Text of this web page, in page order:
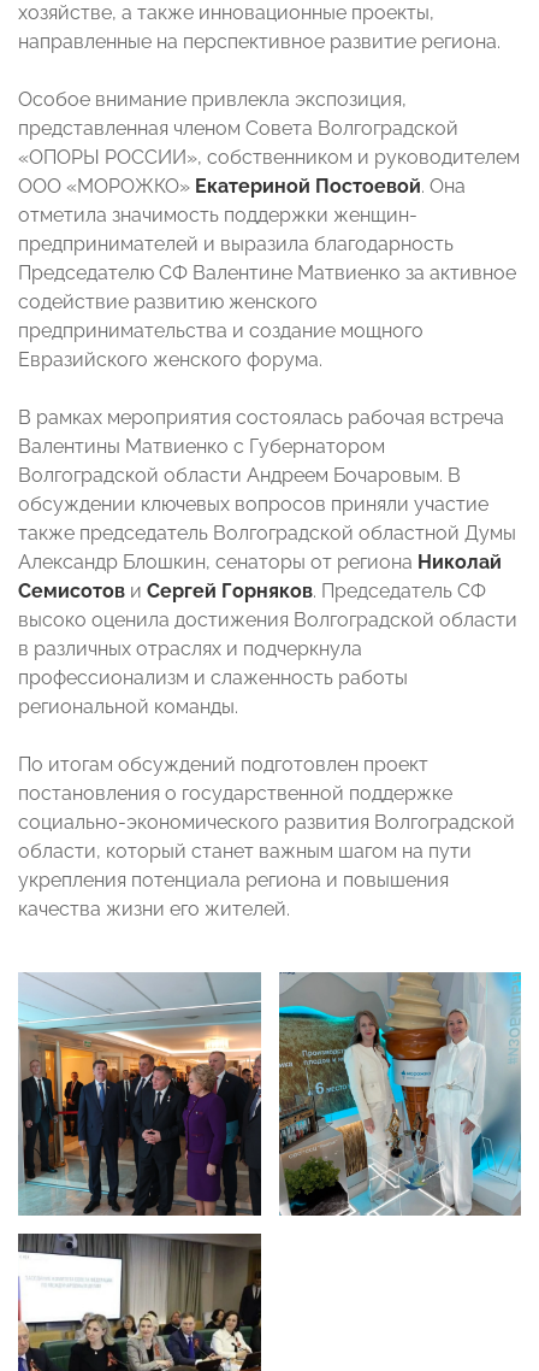
хозяйстве, а также инновационные проекты,
направленные на перспективное развитие региона.
Особое внимание привлекла экспозиция,
представленная членом Совета Волгоградской
«ОПОРЫ РОССИИ», собственником и руководителем
ООО «МОРОЖКО» Екатериной Постоевой. Она
отметила значимость поддержки женщин-
предпринимателей и выразила благодарность
Председателю СФ Валентине Матвиенко за активное
содействие развитию женского
предпринимательства и создание мощного
Евразийского женского форума.
В рамках мероприятия состоялась рабочая встреча
Валентины Матвиенко с Губернатором
Волгоградской области Андреем Бочаровым. В
обсуждении ключевых вопросов приняли участие
также председатель Волгоградской областной Думы
Александр Блошкин, сенаторы от региона Николай
Семисотов и Сергей Горняков. Председатель СФ
высоко оценила достижения Волгоградской области
в различных отраслях и подчеркнула
профессионализм и слаженность работы
региональной команды.
По итогам обсуждений подготовлен проект
постановления о государственной поддержке
социально-экономического развития Волгоградской
области, который станет важным шагом на пути
укрепления потенциала региона и повышения
качества жизни его жителей.